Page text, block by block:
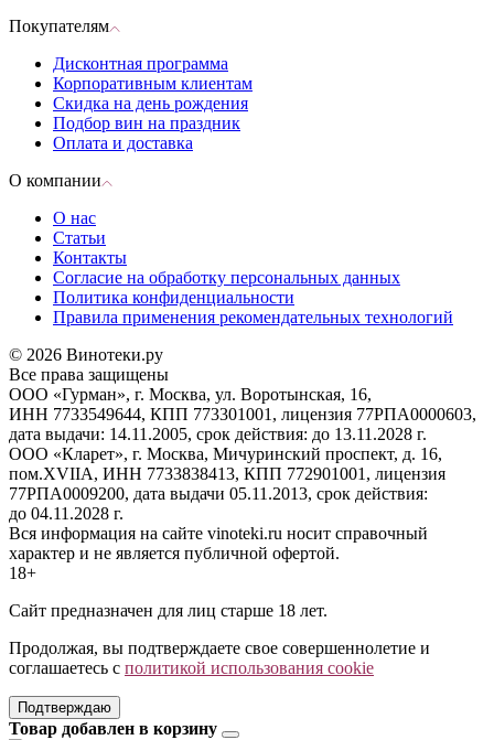
Покупателям
Дисконтная программа
Корпоративным клиентам
Скидка на день рождения
Подбор вин на праздник
Оплата и доставка
О компании
О нас
Статьи
Контакты
Согласие на обработку персональных данных
Политика конфиденциальности
Правила применения рекомендательных технологий
© 2026 Винотеки.ру
Все права защищены
ООО «Гурман», г. Москва, ул. Воротынская, 16,
ИНН 7733549644, КПП 773301001, лицензия 77РПА0000603,
дата выдачи: 14.11.2005, срок действия: до 13.11.2028 г.
ООО «Кларет», г. Москва, Мичуринский проспект, д. 16,
пом.XVIIA, ИНН 7733838413, КПП 772901001, лицензия
77РПА0009200, дата выдачи 05.11.2013, срок действия:
до 04.11.2028 г.
Вся информация на сайте vinoteki.ru носит справочный
характер и не является публичной офертой.
18+
Сайт предназначен для лиц старше 18 лет.
Продолжая, вы подтверждаете свое совершеннолетие и
соглашаетесь с политикой использования cookie
Подтверждаю
Товар добавлен в корзину